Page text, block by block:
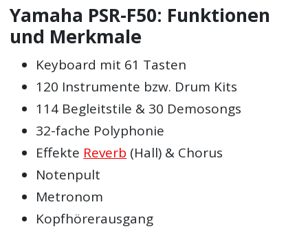
Yamaha PSR-F50: Funktionen
und Merkmale
Keyboard mit 61 Tasten
120 Instrumente bzw. Drum Kits
114 Begleitstile & 30 Demosongs
32-fache Polyphonie
Effekte Reverb (Hall) & Chorus
Notenpult
Metronom
Kopfhörerausgang